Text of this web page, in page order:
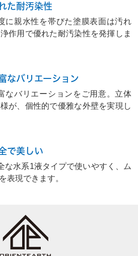
た耐汚染性
に親水性を帯びた塗膜表面は汚れ
作用で優れた耐汚染性を発揮しま
なバリエーション
なバリエーションをご用意。立体
が、個性的で優雅な外壁を実現し
で美しい
な水系1液タイプで使いやすく、ム
表現できます。